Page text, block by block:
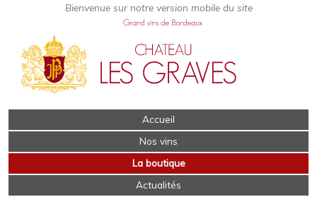
Accueil
Nos vins
La boutique
Actualités